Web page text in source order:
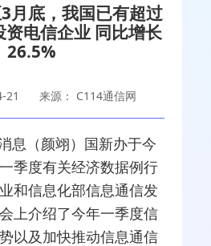
月底，我国已有超过
电信企业 同比增长
26.5%
21 来源： C114通信网
息（颜翊）国新办于今
季度有关经济数据例行
和信息化部信息通信发
上介绍了今年一季度信
以及加快推动信息通信